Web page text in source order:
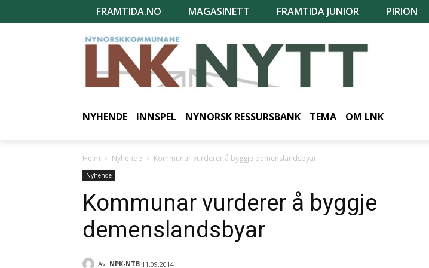
FRAMTIDA.NO MAGASINETT FRAMTIDA JUNIOR PIRION
NYHENDE INNSPEL NYNORSK RESSURSBANK TEMA OM LNK
Heim Nyhende Kommunar vurderer å byggje demenslandsbyar
Nyhende
Kommunar vurderer å byggje
demenslandsbyar
Av NPK-NTB 11.09.2014